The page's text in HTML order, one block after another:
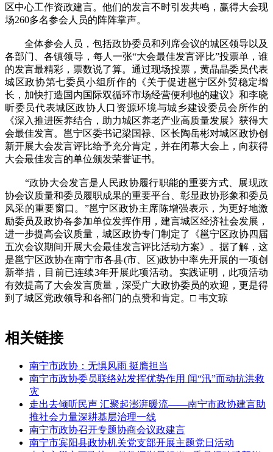
区中心工作资政建言。他们的发言不时引发共鸣，赢得大会现
场260多名参会人员的阵阵掌声。
全体参会人员，包括政协委员和列席会议的城区领导以及
各部门、各镇领导，每人一张“大会最佳发言评比”投票单，谁
的发言最精彩，票数说了算。通过现场投票，黄晶晶委员代表
城区政协第七委员小组所作的《关于促进邕宁区外贸稳定增
长，加快打造国内国际双循环市场经营便利地的建议》和李晓
昕委员代表城区政协人口资源环境与城乡建设委员会所作的
《深入推进医养结合，助力城区养老产业高质量发展》获得大
会最佳发言。邕宁区委书记梁国禄、区长陶岳彬对城区政协创
新开展大会发言评比给予充分肯定，并在闭幕大会上，向获得
大会最佳发言的单位颁发荣誉证书。
“政协大会发言是人民政协履行职能的重要方式、展现政
协会议质量和委员履职成果的重要平台、彰显政协形象和委员
风采的重要窗口。”邕宁区政协主席陈增强表示，为更好地激
励委员及政协各参加单位发挥作用，建言城区经济社会发展，
进一步提高会议质量，城区政协专门制定了《邕宁区政协四届
五次会议期间开展大会最佳发言评比活动方案》。据了解，这
是邕宁区政协在南宁市各县(市、区)政协中率先开展的一项创
新举措，目前已连续3年开展此项活动。实践证明，此项活动
有效提高了大会发言质量，深受广大政协委员的欢迎，更是得
到了城区党政领导和各部门的点赞和肯定。□ 韦文琼
相关链接
南宁市政协：无惧风雨 挺膺担当
南宁市政协委员联络站发挥优势作用 闻“汛”而动抗洪救
灾
走出去倾听民声 汇聚起澎湃暖流——南宁市政协建言助
推社会力量深耕基层治理一线
南宁市政协召开专题协商会议政建言
南宁市宾阳县政协机关党支部开展主题党日活动